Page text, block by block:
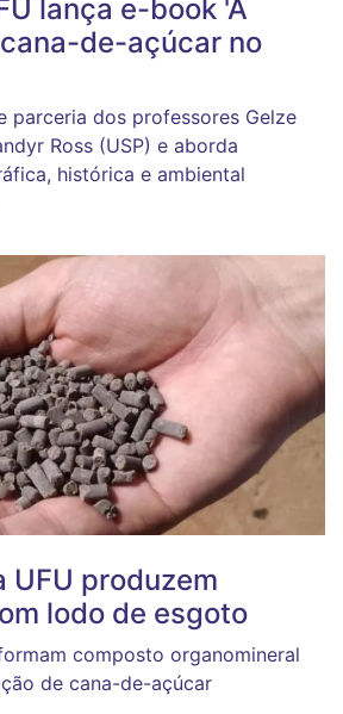
lança e-book 'A
de-açúcar no
parceria dos professores Gelze
Ross (USP) e aborda
histórica e ambiental
UFU produzem
lodo de esgoto
composto organomineral
de cana-de-açúcar